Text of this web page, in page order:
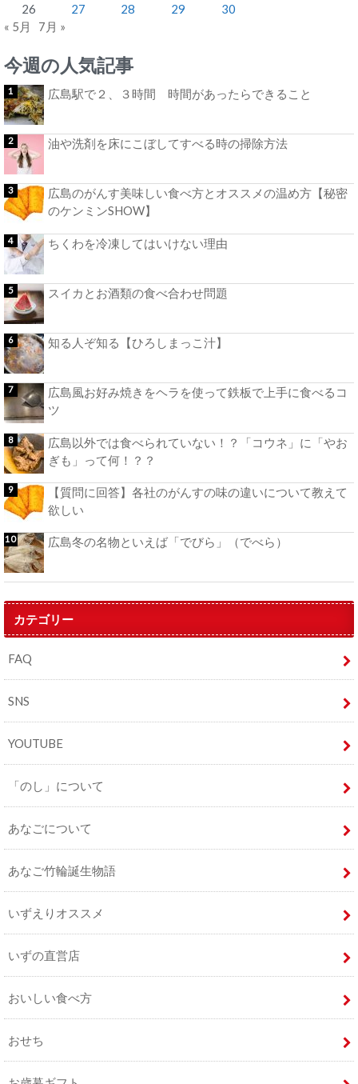
26
27 28 29
30
« 5月
7月 »
今週の人気記事
広島駅で２、３時間 時間があったらできること
油や洗剤を床にこぼしてすべる時の掃除方法
広島のがんす美味しい食べ方とオススメの温め方【秘密
のケンミンSHOW】
ちくわを冷凍してはいけない理由
スイカとお酒類の食べ合わせ問題
知る人ぞ知る【ひろしまっこ汁】
広島風お好み焼きをヘラを使って鉄板で上手に食べるコ
ツ
広島以外では食べられていない！？「コウネ」に「やお
ぎも」って何！？？
【質問に回答】各社のがんすの味の違いについて教えて
欲しい
広島冬の名物といえば「でびら」（でべら）
カテゴリー
FAQ
SNS
YOUTUBE
「のし」について
あなごについて
あなご竹輪誕生物語
いずえりオススメ
いずの直営店
おいしい食べ方
おせち